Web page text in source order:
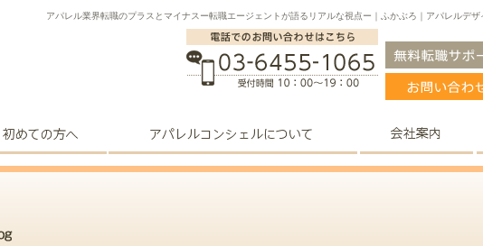
アパレル業界転職のプラスとマイナスー転職エージェントが語るリアルな視点ー｜ふかぶろ｜アパレルデ